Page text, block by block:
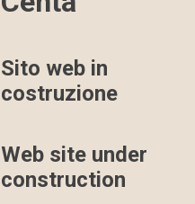
Sito web in
costruzione
Web site under
construction